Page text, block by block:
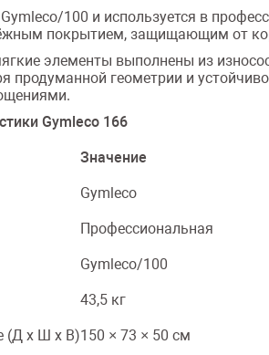
100 и используется в
покрытием, защищающим от
элементы выполнены из
продуманной геометрии и
Gymleco 166
Значение
Gymleco
Профессиональная
Gymleco/100
43,5 кг
(Д x Ш x В)150 × 73 × 50 см